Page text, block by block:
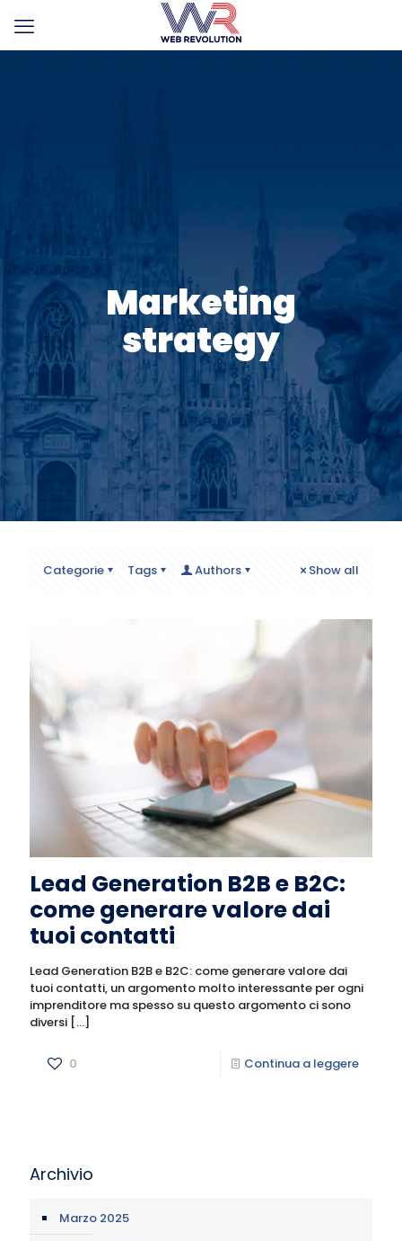
Marketing
strategy
Categorie Tags Authors Show all
Lead Generation B2B e B2C:
come generare valore dai
tuoi contatti
Lead Generation B2B e B2C: come generare valore dai
tuoi contatti, un argomento molto interessante per ogni
imprenditore ma spesso su questo argomento ci sono
diversi […]
0 Continua a leggere
Archivio
Marzo 2025